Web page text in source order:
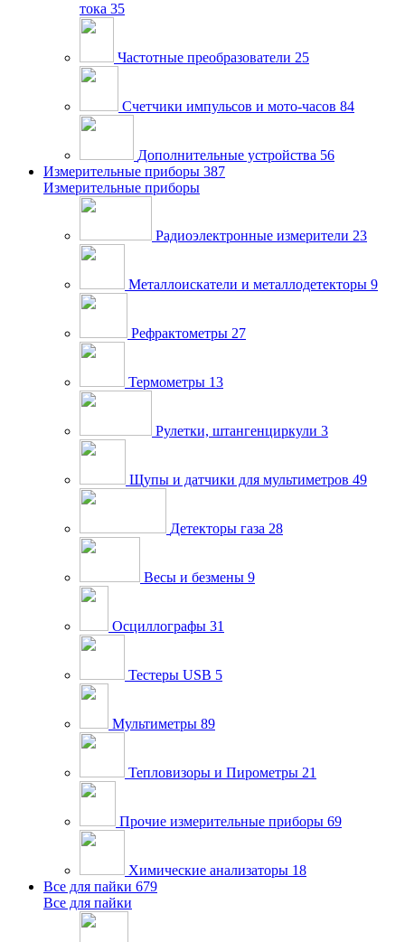
тока 35
Частотные преобразователи 25
Счетчики импульсов и мото-часов 84
Дополнительные устройства 56
Измерительные приборы 387
Измерительные приборы
Радиоэлектронные измерители 23
Металлоискатели и металлодетекторы 9
Рефрактометры 27
Термометры 13
Рулетки, штангенциркули 3
Щупы и датчики для мультиметров 49
Детекторы газа 28
Весы и безмены 9
Осциллографы 31
Тестеры USB 5
Мультиметры 89
Тепловизоры и Пирометры 21
Прочие измерительные приборы 69
Химические анализаторы 18
Все для пайки 679
Все для пайки